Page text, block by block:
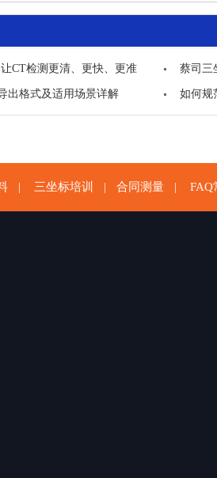
CT检测更清、更快、更准 蔡司三
出格式及适用场景详解 如何规
三坐标培训 合同测量 FAQ